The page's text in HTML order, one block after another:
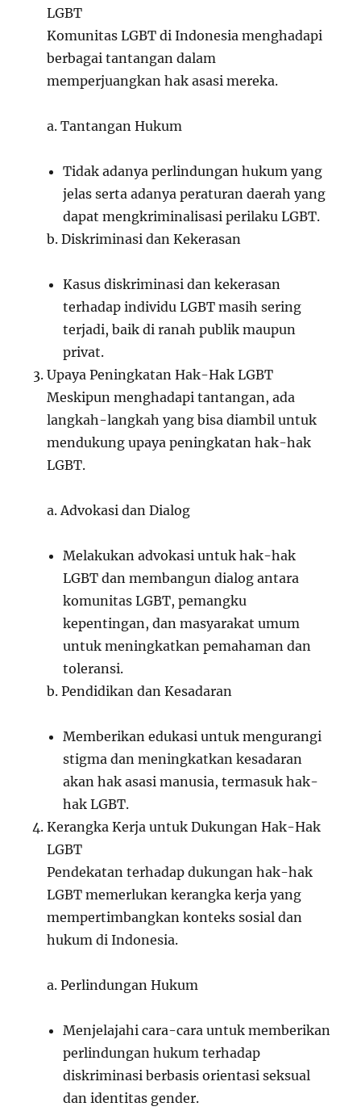
LGBT
Komunitas LGBT di Indonesia menghadapi
berbagai tantangan dalam
memperjuangkan hak asasi mereka.
a. Tantangan Hukum
Tidak adanya perlindungan hukum yang
jelas serta adanya peraturan daerah yang
dapat mengkriminalisasi perilaku LGBT.
b. Diskriminasi dan Kekerasan
Kasus diskriminasi dan kekerasan
terhadap individu LGBT masih sering
terjadi, baik di ranah publik maupun
privat.
Upaya Peningkatan Hak-Hak LGBT
Meskipun menghadapi tantangan, ada
langkah-langkah yang bisa diambil untuk
mendukung upaya peningkatan hak-hak
LGBT.
a. Advokasi dan Dialog
Melakukan advokasi untuk hak-hak
LGBT dan membangun dialog antara
komunitas LGBT, pemangku
kepentingan, dan masyarakat umum
untuk meningkatkan pemahaman dan
toleransi.
b. Pendidikan dan Kesadaran
Memberikan edukasi untuk mengurangi
stigma dan meningkatkan kesadaran
akan hak asasi manusia, termasuk hak-
hak LGBT.
Kerangka Kerja untuk Dukungan Hak-Hak
LGBT
Pendekatan terhadap dukungan hak-hak
LGBT memerlukan kerangka kerja yang
mempertimbangkan konteks sosial dan
hukum di Indonesia.
a. Perlindungan Hukum
Menjelajahi cara-cara untuk memberikan
perlindungan hukum terhadap
diskriminasi berbasis orientasi seksual
dan identitas gender.